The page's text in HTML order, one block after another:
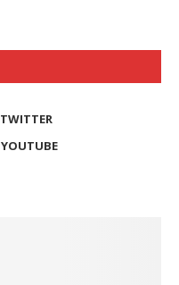
TWITTER
YOUTUBE